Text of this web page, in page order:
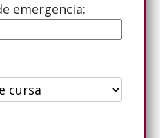
emergencia: